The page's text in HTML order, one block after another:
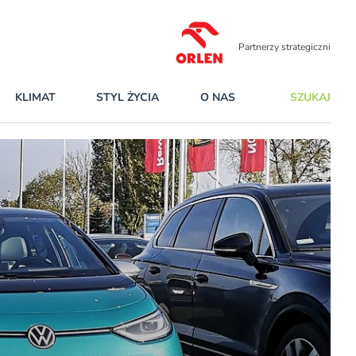
Partnerzy strategiczni
KLIMAT STYL ŻYCIA O NAS SZUKAJ